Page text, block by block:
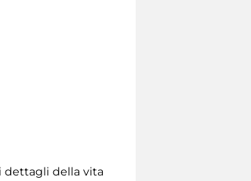
dettagli della vita